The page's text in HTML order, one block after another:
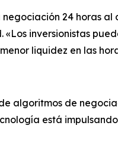
24 horas
inversionistas
liquidez en las
algoritmos de
está